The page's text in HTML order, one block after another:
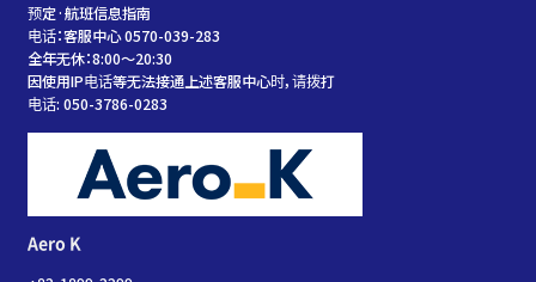
预定·航班信息指南
电话：客服中心 0570-039-283
全年无休：8:00～20:30
因使用IP电话等无法接通上述客服中心时，请拨打
电话: 050-3786-0283
Aero K